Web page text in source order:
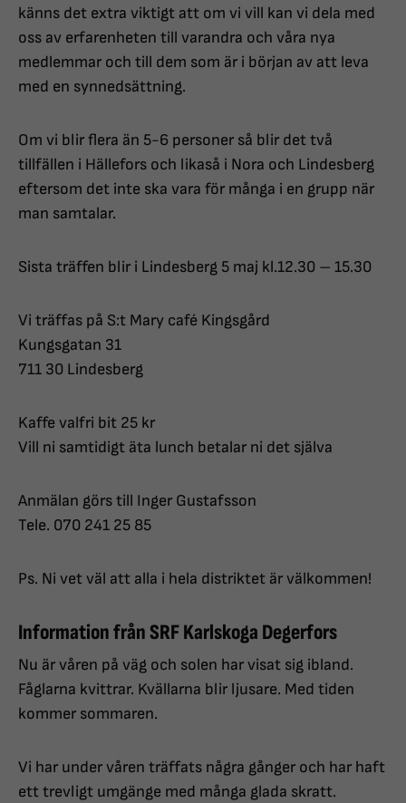
känns det extra viktigt att om vi vill kan vi dela med
oss av erfarenheten till varandra och våra nya
medlemmar och till dem som är i början av att leva
med en synnedsättning.
Om vi blir flera än 5-6 personer så blir det två
tillfällen i Hällefors och likaså i Nora och Lindesberg
eftersom det inte ska vara för många i en grupp när
man samtalar.
Sista träffen blir i Lindesberg 5 maj kl.12.30 – 15.30
Vi träffas på S:t Mary café Kingsgård
Kungsgatan 31
711 30 Lindesberg
Kaffe valfri bit 25 kr
Vill ni samtidigt äta lunch betalar ni det själva
Anmälan görs till Inger Gustafsson
Tele. 070 241 25 85
Ps. Ni vet väl att alla i hela distriktet är välkommen!
Information från SRF Karlskoga Degerfors
Nu är våren på väg och solen har visat sig ibland.
Fåglarna kvittrar. Kvällarna blir ljusare. Med tiden
kommer sommaren.
Vi har under våren träffats några gånger och har haft
ett trevligt umgänge med många glada skratt.